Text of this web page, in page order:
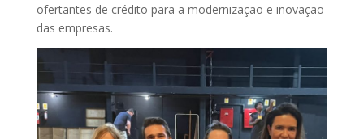
ofertantes de crédito para a modernização e inovação
das empresas.